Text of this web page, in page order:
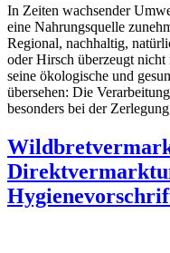
In Zeiten wachsender
eine Nahrungsquelle
Regional, nachhaltig,
oder Hirsch überzeugt
seine ökologische und
übersehen: Die
besonders bei der